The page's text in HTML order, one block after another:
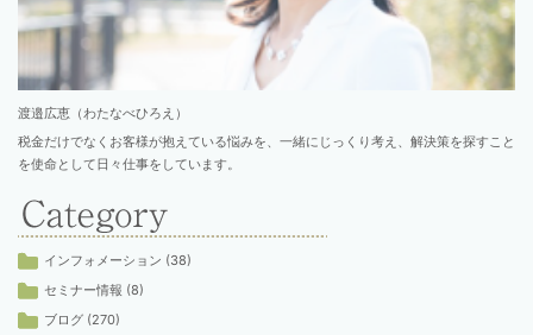
渡邉広恵（わたなべひろえ）
税金だけでなくお客様が抱えている悩みを、一緒にじっくり考え、解決策を探すこと
を使命として日々仕事をしています。
インフォメーション (38)
セミナー情報 (8)
ブログ (270)